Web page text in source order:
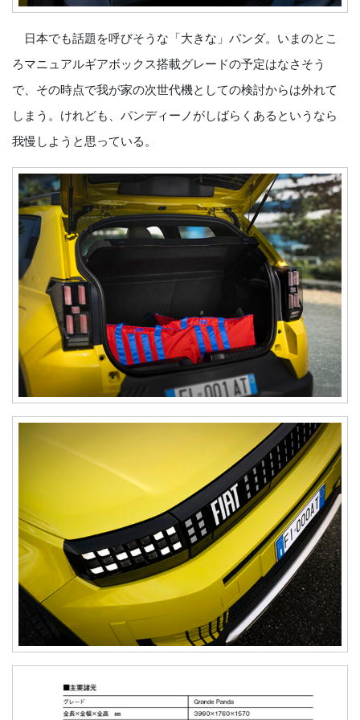
日本でも話題を呼びそうな「大きな」パンダ。いまのとこ
ろマニュアルギアボックス搭載グレードの予定はなさそう
で、その時点で我が家の次世代機としての検討からは外れて
しまう。けれども、パンディーノがしばらくあるというなら
我慢しようと思っている。